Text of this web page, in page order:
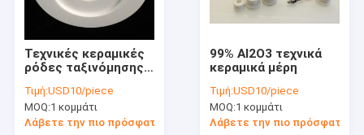
Τεχνικές κεραμικές
ρόδες ταξινόμησης
Τιμή:USD10/piece
MOQ:1 κομμάτι
Λάβετε την πιο πρόσφατη τιμή
99% Al2O3 τεχνικά
κεραμικά μέρη
Τιμή:USD10/piece
MOQ:1 κομμάτι
Λάβετε την πιο πρόσφατη